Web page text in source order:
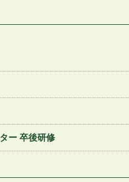
ー 卒後研修